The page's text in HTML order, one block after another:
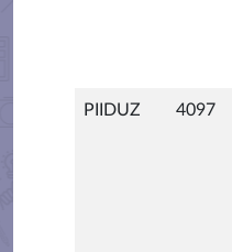
PIIDUZ 4097